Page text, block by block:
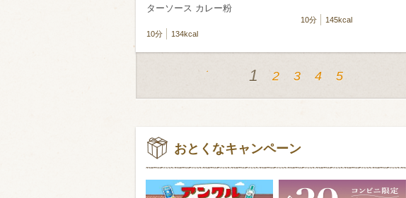
ターソース カレー粉
10分 134kcal
10分 145kcal
1 2 3 4 5
おとくなキャンペーン